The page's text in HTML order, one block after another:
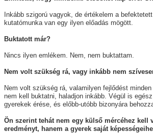
Inkább szigorú vagyok, de értékelem a
kutatómunka van egy ilyen előadás mögött.
Buktatott már?
Nincs ilyen emlékem. Nem, nem buktattam.
Nem volt szükség rá, vagy inkább nem
Nem volt szükség rá, valamilyen fejlődést
nem kell buktatni, haladjon inkább. Végül is
gyerekek érése, és előbb-utóbb bizonyára
Ön szerint tehát nem egy külső mércéhez kell
eredményt, hanem a gyerek saját